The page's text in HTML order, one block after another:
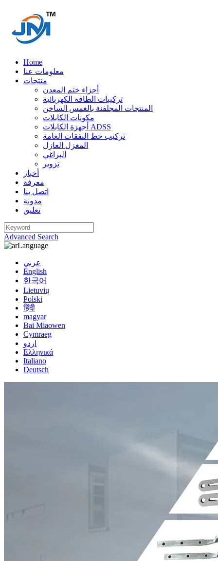
Home
معلومات عنا
منتجات
أجزاء ختم المعدن
تركيبات الطاقة الكهربائية
المنتجات المجلفنة بالغمس الساخن
مكونات الكابلات
أجهزة الكابلات ADSS
تركيب خط النفقات العامة
المغزل العازل
البراغي
تزوير
أخبار
معرفة
اتصل بنا
مدونة
تعليق
Advanced Search
Language
عربي
English
한국어
Lietuvių
Polski
हिंदी
magyar
Bai Miaowen
Cymraeg
اردو
Ελληνικά
Italiano
Deutsch